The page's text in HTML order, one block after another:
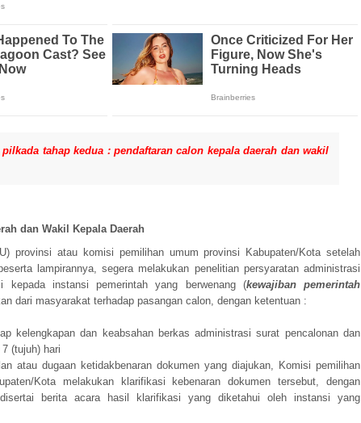
pilkada tahap kedua : pendaftaran calon kepala daerah dan wakil
dan Wakil Kepala Daerah
provinsi atau komisi pemilihan umum provinsi Kabupaten/Kota setelah
lampirannya, segera melakukan penelitian persyaratan administrasi
kepada instansi pemerintah yang berwenang (kewajiban pemerintah
dari masyarakat terhadap pasangan calon, dengan ketentuan :
kelengkapan dan keabsahan berkas administrasi surat pencalonan dan
(tujuh) hari
atau dugaan ketidakbenaran dokumen yang diajukan, Komisi pemilihan
Kota melakukan klarifikasi kebenaran dokumen tersebut, dengan
berita acara hasil klarifikasi yang diketahui oleh instansi yang